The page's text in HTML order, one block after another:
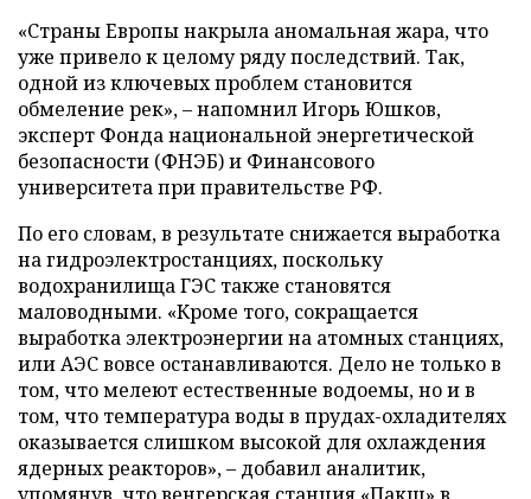
«Страны Европы накрыла аномальная жара, что
уже привело к целому ряду последствий. Так,
одной из ключевых проблем становится
обмеление рек», – напомнил Игорь Юшков,
эксперт Фонда национальной энергетической
безопасности (ФНЭБ) и Финансового
университета при правительстве РФ.
По его словам, в результате снижается выработка
на гидроэлектростанциях, поскольку
водохранилища ГЭС также становятся
маловодными. «Кроме того, сокращается
выработка электроэнергии на атомных станциях,
или АЭС вовсе останавливаются. Дело не только в
том, что мелеют естественные водоемы, но и в
том, что температура воды в прудах-охладителях
оказывается слишком высокой для охлаждения
ядерных реакторов», – добавил аналитик,